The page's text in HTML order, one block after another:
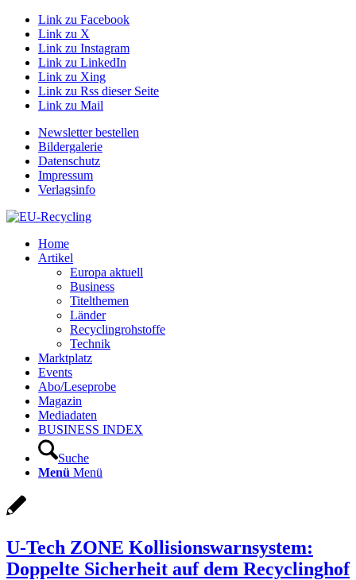
Link zu Facebook
Link zu X
Link zu Instagram
Link zu LinkedIn
Link zu Xing
Link zu Rss dieser Seite
Link zu Mail
Newsletter bestellen
Bildergalerie
Datenschutz
Impressum
Verlagsinfo
Home
Artikel
Europa aktuell
Business
Titelthemen
Länder
Recyclingrohstoffe
Technik
Marktplatz
Events
Abo/Leseprobe
Magazin
Mediadaten
BUSINESS INDEX
Suche
Menü Menü
U-Tech ZONE Kollisionswarnsystem:
Doppelte Sicherheit auf dem Recyclinghof